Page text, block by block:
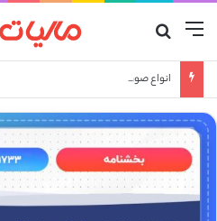
منو
انواع صورتحساب الکترونیکی